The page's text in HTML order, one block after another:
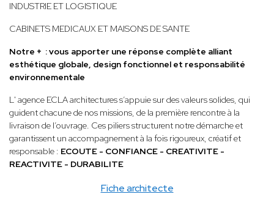
Fiche architecte
INDUSTRIE ET LOGISTIQUE
CABINETS MEDICAUX ET MAISONS DE SANTE
Notre + : vous apporter une réponse complète alliant
esthétique globale, design fonctionnel et responsabilité
environnementale
L' agence ECLA architectures s’appuie sur des valeurs solides, qui
guident chacune de nos missions, de la première rencontre à la
livraison de l’ouvrage. Ces piliers structurent notre démarche et
garantissent un accompagnement à la fois rigoureux, créatif et
responsable : ECOUTE - CONFIANCE - CREATIVITE -
REACTIVITE - DURABILITE